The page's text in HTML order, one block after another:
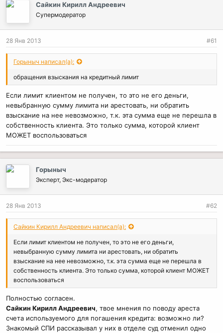
Сайкин Кирилл Андреевич
Супермодератор
28 Янв 2013 #61
Горыныч написал(а):
обращения взыскания на кредитный лимит
Если лимит клиентом не получен, то это не его деньги,
невыбранную сумму лимита ни арестовать, ни обратить
взыскание на нее невозможно, т.к. эта сумма еще не перешла в
собственность клиента. Это только сумма, которой клиент
МОЖЕТ воспользоваться
Горыныч
Эксперт, Экс-модератор
28 Янв 2013 #62
Сайкин Кирилл Андреевич написал(а):
Если лимит клиентом не получен, то это не его деньги,
невыбранную сумму лимита ни арестовать, ни обратить
взыскание на нее невозможно, т.к. эта сумма еще не перешла в
собственность клиента. Это только сумма, которой клиент МОЖЕТ
воспользоваться
Полностью согласен.
Сайкин Кирилл Андреевич, твое мнения по поводу ареста
счета используемого для погашения кредита: возможно ли?
Знакомый СПИ рассказывал у них в отделе суд отменил одно